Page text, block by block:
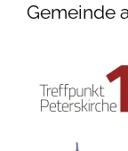
Gemeinde